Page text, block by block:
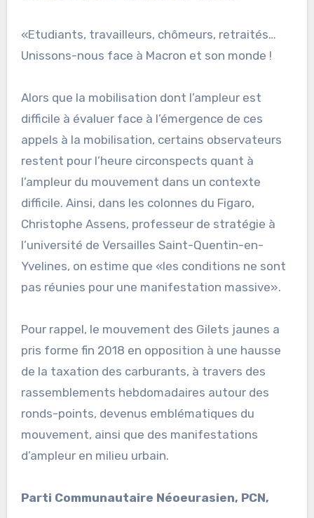
«Etudiants, travailleurs, chômeurs, retraités…
Unissons-nous face à Macron et son monde !
Alors que la mobilisation dont l’ampleur est
difficile à évaluer face à l’émergence de ces
appels à la mobilisation, certains observateurs
restent pour l’heure circonspects quant à
l’ampleur du mouvement dans un contexte
difficile. Ainsi, dans les colonnes du Figaro,
Christophe Assens, professeur de stratégie à
l’université de Versailles Saint-Quentin-en-
Yvelines, on estime que «les conditions ne sont
pas réunies pour une manifestation massive».
Pour rappel, le mouvement des Gilets jaunes a
pris forme fin 2018 en opposition à une hausse
de la taxation des carburants, à travers des
rassemblements hebdomadaires autour des
ronds-points, devenus emblématiques du
mouvement, ainsi que des manifestations
d’ampleur en milieu urbain.
Parti Communautaire Néoeurasien, PCN,